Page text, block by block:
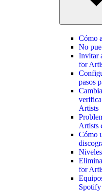
Cómo
No
Invitar
for
pasos
Artists
Artists
Cómo
for